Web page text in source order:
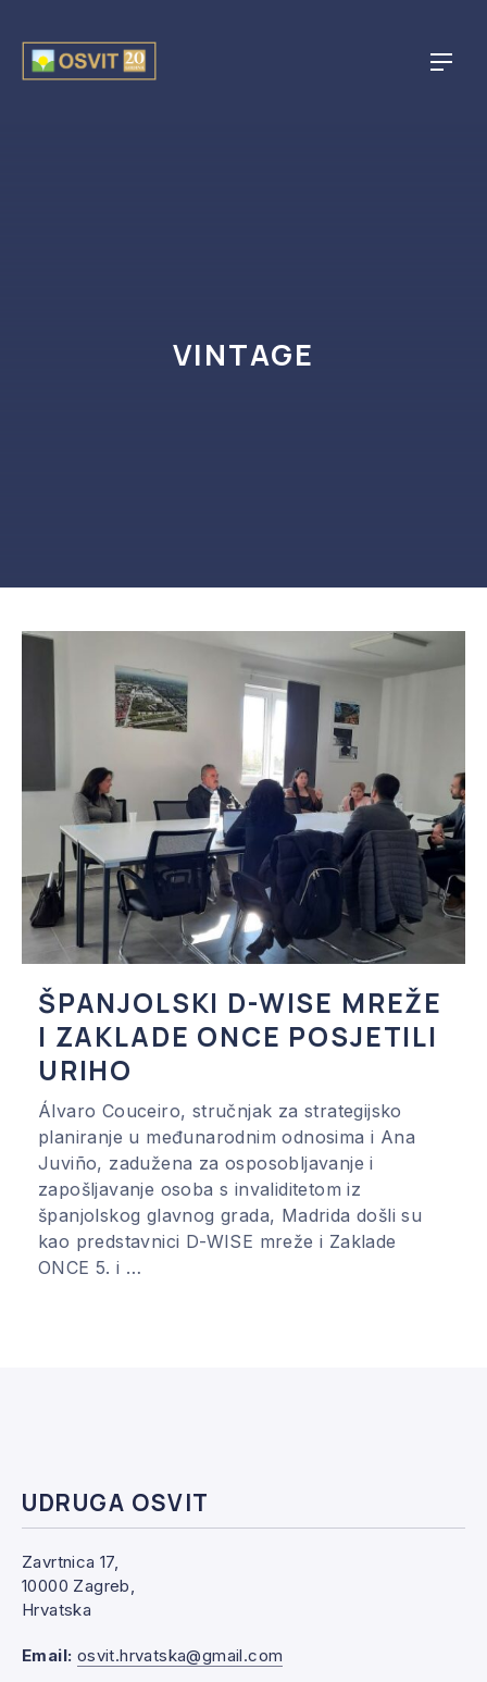
VINTAGE
ŠPANJOLSKI D-WISE MREŽE
I ZAKLADE ONCE POSJETILI
URIHO
Álvaro Couceiro, stručnjak za strategijsko
planiranje u međunarodnim odnosima i Ana
Juviño, zadužena za osposobljavanje i
zapošljavanje osoba s invaliditetom iz
španjolskog glavnog grada, Madrida došli su
kao predstavnici D-WISE mreže i Zaklade
ONCE 5. i …
UDRUGA OSVIT
Zavrtnica 17,
10000 Zagreb,
Hrvatska
Email: osvit.hrvatska@gmail.com
PREVIOUS